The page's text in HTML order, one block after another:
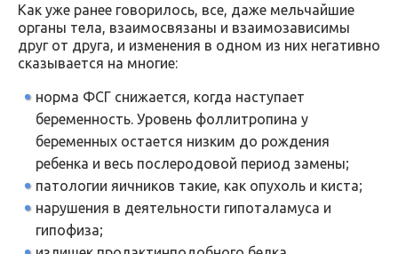
Как уже ранее говорилось, все, даже мельчайшие
органы тела, взаимосвязаны и взаимозависимы
друг от друга, и изменения в одном из них негативно
сказывается на многие:
норма ФСГ снижается, когда наступает
беременность. Уровень фоллитропина у
беременных остается низким до рождения
ребенка и весь послеродовой период замены;
патологии яичников такие, как опухоль и киста;
нарушения в деятельности гипоталамуса и
гипофиза;